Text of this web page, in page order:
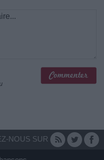
NOUS SUR